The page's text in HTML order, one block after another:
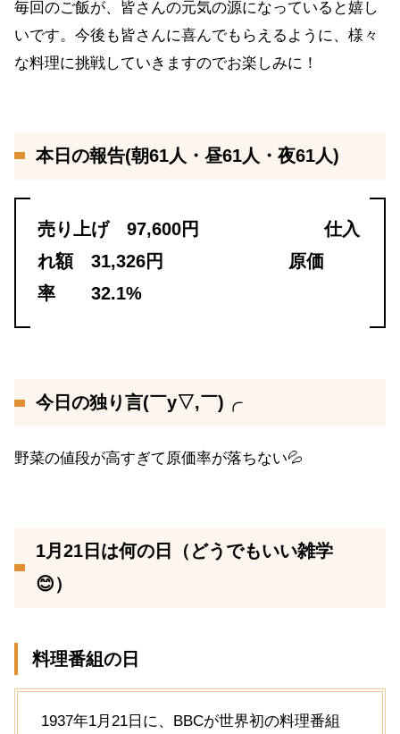
毎回のご飯が、皆さんの元気の源になっていると嬉し
いです。今後も皆さんに喜んでもらえるように、様々
な料理に挑戦していきますのでお楽しみに！
本日の報告(朝61人・昼61人・夜61人)
売り上げ 97,600円 仕入
れ額 31,326円 原価
率 32.1%
今日の独り言(￣y▽,￣)╭
野菜の値段が高すぎて原価率が落ちない💦
1月21日は何の日（どうでもいい雑学
😊）
料理番組の日
1937年1月21日に、BBCが世界初の料理番組